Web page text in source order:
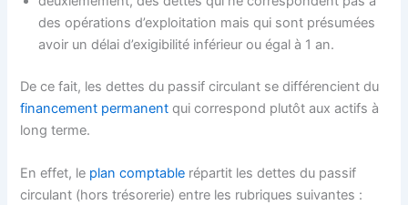
des opérations d’exploitation mais qui sont présumées
avoir un délai d’exigibilité inférieur ou égal à 1 an.
De ce fait, les dettes du passif circulant se différencient du
financement permanentqui correspond plutôt aux actifs à
long terme.
En effet, le plan comptable répartit les dettes du passif
circulant (hors trésorerie) entre les rubriques suivantes :